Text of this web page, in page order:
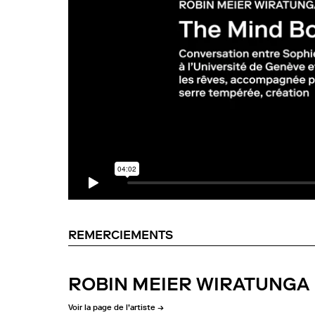
REMERCIEMENTS
NYU School of Medicine, NYU : Margot
ROBIN MEIER WIRATUNGA
Voir la page de l’artiste →